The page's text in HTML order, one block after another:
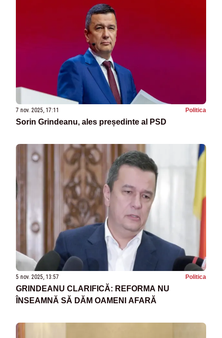
7 nov. 2025, 17:11 Politica
Sorin Grindeanu, ales președinte al PSD
5 nov. 2025, 13:57 Politica
GRINDEANU CLARIFICĂ: REFORMA NU
ÎNSEAMNĂ SĂ DĂM OAMENI AFARĂ